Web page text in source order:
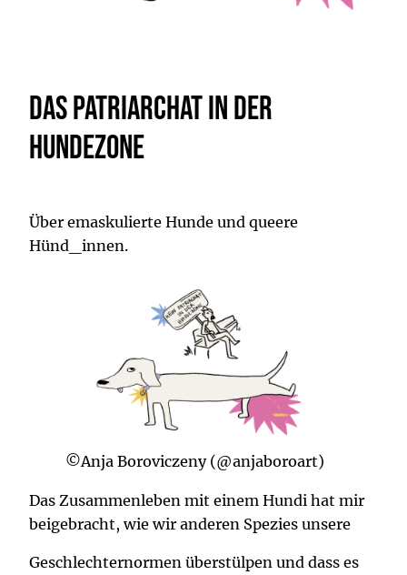
Das Patriarchat in der
Hundezone
Über emaskulierte Hunde und queere
Hünd_innen.
©Anja Boroviczeny (@anjaboroart)
Das Zusammenleben mit einem Hundi hat mir
beigebracht, wie wir anderen Spezies unsere
Geschlechternormen überstülpen und dass es